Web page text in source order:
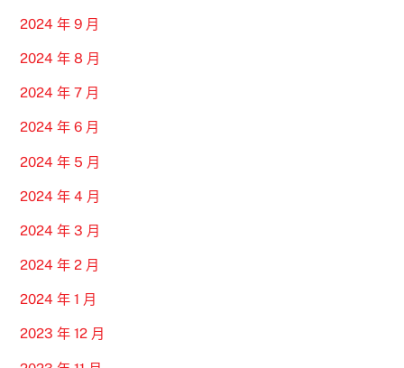
2024 年 9 月
2024 年 8 月
2024 年 7 月
2024 年 6 月
2024 年 5 月
2024 年 4 月
2024 年 3 月
2024 年 2 月
2024 年 1 月
2023 年 12 月